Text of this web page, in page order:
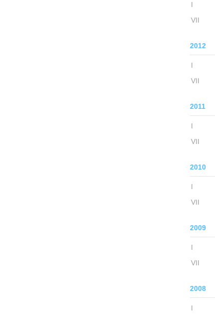
I
VII
2012
I
VII
2011
I
VII
2010
I
VII
2009
I
VII
2008
I